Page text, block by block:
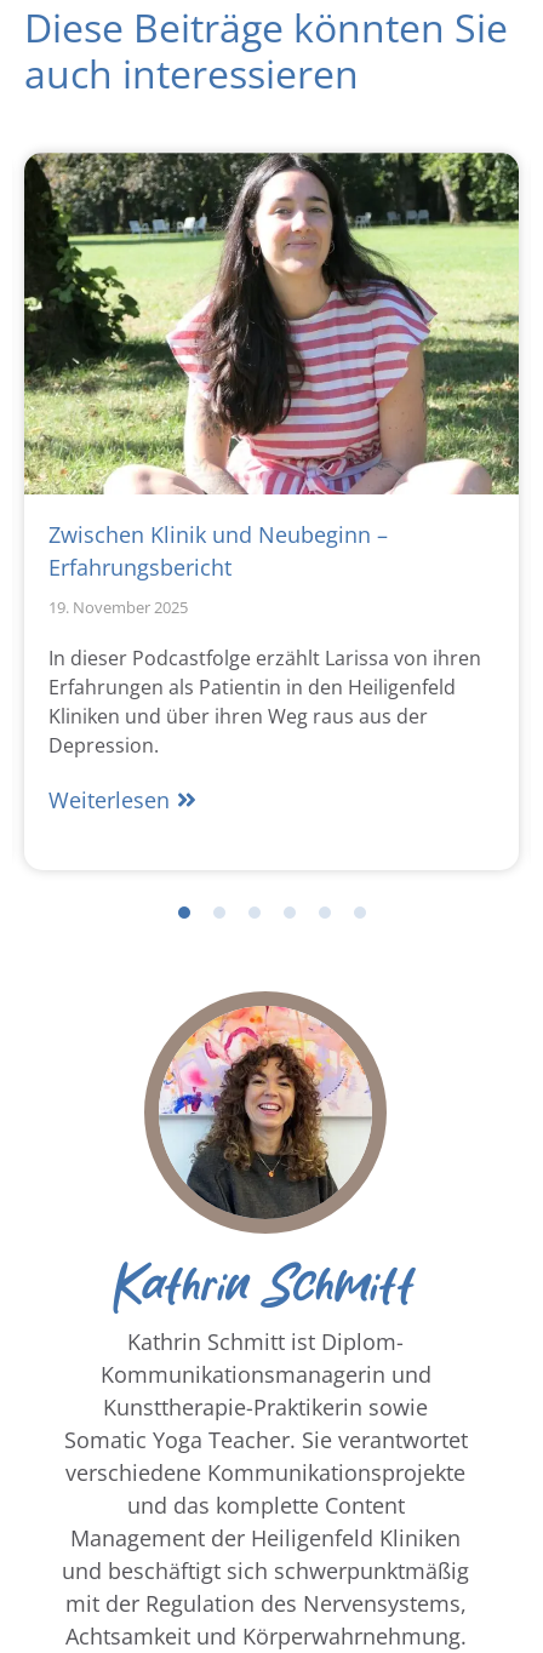
Diese Beiträge könnten Sie
auch interessieren
Zwischen Klinik und Neubeginn –
Erfahrungsbericht
19. November 2025
In dieser Podcastfolge erzählt Larissa von ihren
Erfahrungen als Patientin in den Heiligenfeld
Kliniken und über ihren Weg raus aus der
Depression.
Weiterlesen
Kathrin Schmitt
Kathrin Schmitt ist Diplom-
Kommunikationsmanagerin und
Kunsttherapie-Praktikerin sowie
Somatic Yoga Teacher. Sie verantwortet
verschiedene Kommunikationsprojekte
und das komplette Content
Management der Heiligenfeld Kliniken
und beschäftigt sich schwerpunktmäßig
mit der Regulation des Nervensystems,
Achtsamkeit und Körperwahrnehmung.